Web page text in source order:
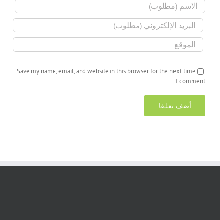
Save my name, email, and website in this browser for the next time
I comment.